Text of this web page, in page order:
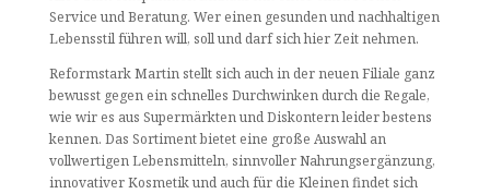
Service und Beratung. Wer einen gesunden und nachhaltigen
Lebensstil führen will, soll und darf sich hier Zeit nehmen.
Reformstark Martin stellt sich auch in der neuen Filiale ganz
bewusst gegen ein schnelles Durchwinken durch die Regale,
wie wir es aus Supermärkten und Diskontern leider bestens
kennen. Das Sortiment bietet eine große Auswahl an
vollwertigen Lebensmitteln, sinnvoller Nahrungsergänzung,
innovativer Kosmetik und auch für die Kleinen findet sich